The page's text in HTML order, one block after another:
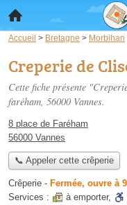
Accueil > Bretagne > Morbihan
Creperie de
Cette fiche présente
faréham, 56000 Vannes.
8 place de Faréham
56000 Vannes
📞 Appeler cette crêperie
Crêperie - Fermée, ouvre à
Services :
à emporter,